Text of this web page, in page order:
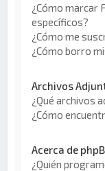
¿Cómo marcar
específicos?
¿Cómo me
¿Cómo borro
Archivos
¿Qué archivos
¿Cómo
Acerca de
¿Quién